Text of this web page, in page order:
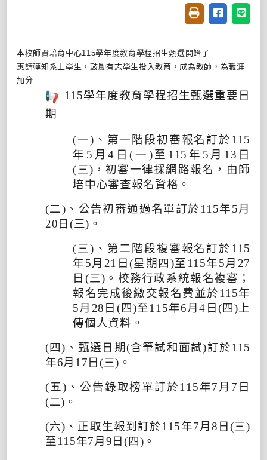
友善列印(開新視
分享至臉書
分享
本校師資培育中心115學年度教育學程招生甄選開始了
惠請轉知系上學生，鼓勵有志學生投入教育，成為教師，為職涯
加分
115學年度教育學程招生甄選重要日
期
(一) 、第一階段初審報名訂於115
年 5 月4 日(一 )至 115 年 5 月 13 日
(三) ，初審一律採網路報名， 由師
培中心審查報名資格。
(二) 、公告初審通過名單訂於115年5月
20日(三) 。
(三) 、第二階段複審報名訂於115
年5月 21 日(星期四)至1 15年5月 27
日 (三) 。校務行政系統報名複審；
報名完成後繳交報名費並於115年
5月 28 日 (四)至115年6月4 日(四) 上
傳個人資料。
(四) 、甄選日期(含筆試和面試)訂於115
年6月 17日(三) 。
(五) 、公告錄取榜單訂於115年7 月 7 日
(二) 。
(六) 、正取生報到訂於115年7月 8 日(三)
至115年7月 9日(四) 。